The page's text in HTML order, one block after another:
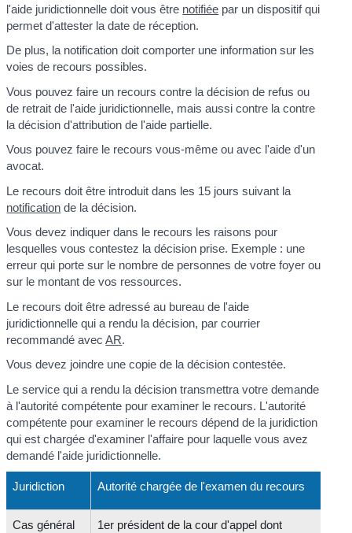
l'aide juridictionnelle doit vous être notifiée par un dispositif qui
permet d'attester la date de réception.
De plus, la notification doit comporter une information sur les
voies de recours possibles.
Vous pouvez faire un recours contre la décision de refus ou
de retrait de l'aide juridictionnelle, mais aussi contre la contre
la décision d'attribution de l'aide partielle.
Vous pouvez faire le recours vous-même ou avec l'aide d'un
avocat.
Le recours doit être introduit dans les 15 jours suivant la
notification de la décision.
Vous devez indiquer dans le recours les raisons pour
lesquelles vous contestez la décision prise. Exemple : une
erreur qui porte sur le nombre de personnes de votre foyer ou
sur le montant de vos ressources.
Le recours doit être adressé au bureau de l'aide
juridictionnelle qui a rendu la décision, par courrier
recommandé avecAR.
Vous devez joindre une copie de la décision contestée.
Le service qui a rendu la décision transmettra votre demande
à l'autorité compétente pour examiner le recours. L'autorité
compétente pour examiner le recours dépend de la juridiction
qui est chargée d'examiner l'affaire pour laquelle vous avez
demandé l'aide juridictionnelle.
Juridiction Autorité chargée de l'examen du recours
Cas général 1er président de la cour d'appel dont